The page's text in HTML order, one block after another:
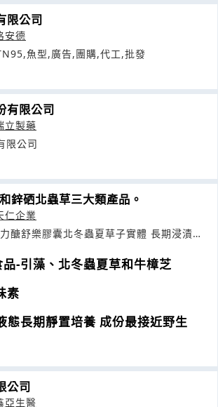
限公司
安德
魚型,廣告,團購,代工,批發
有限公司
立製藥
限公司
鋅硒北蟲草三大類產品。
仁企業
醣舒樂膠囊北冬蟲夏草子實體 長期浸漬牛
-引藻、北冬蟲夏草和牛樟芝
素
態長期靜置培養 成份最接近野生
公司
亞生醫